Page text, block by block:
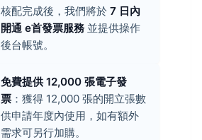
核配完成後，我們將於 7 日內
開通 e首發票服務 並提供操作
後台帳號。
免費提供 12,000 張電子發
票 ：獲得 12,000 張的開立張數
供申請年度內使用，如有額外
需求可另行加購。